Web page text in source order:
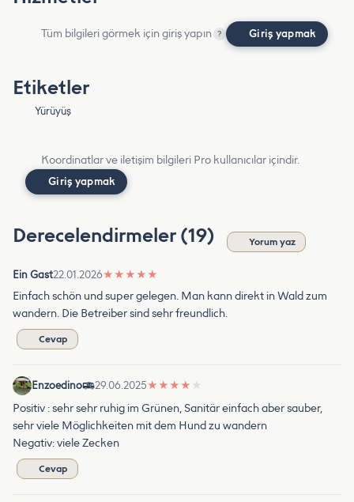
Tüm bilgileri görmek için giriş yapın ? Giriş yapmak
Etiketler
Yürüyüş
Koordinatlar ve iletişim bilgileri Pro kullanıcılar içindir.
Giriş yapmak
Derecelendirmeler (19) Yorum yaz
Ein Gast22.01.2026★ ★ ★ ★ ★
Einfach schön und super gelegen. Man kann direkt in Wald zum
wandern. Die Betreiber sind sehr freundlich.
Cevap
Enzoedino 29.06.2025★ ★ ★ ★ ★
Positiv : sehr sehr ruhig im Grünen, Sanitär einfach aber sauber,
sehr viele Möglichkeiten mit dem Hund zu wandern
Negativ: viele Zecken
Cevap